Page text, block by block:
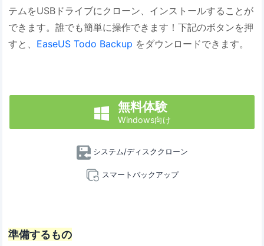
テムをUSBドライブにクローン、インストールすることが
できます。誰でも簡単に操作できます！下記のボタンを押
すと、 EaseUS Todo Backup をダウンロードできます。
 無料体験
Windows向け
システム/ディスククローン
スマートバックアップ
準備するもの